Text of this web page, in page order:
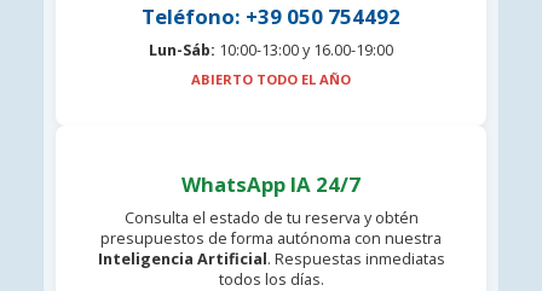
Teléfono: +39 050 754492
Lun-Sáb: 10:00-13:00 y 16.00-19:00
ABIERTO TODO EL AÑO
WhatsApp IA 24/7
Consulta el estado de tu reserva y obtén
presupuestos de forma autónoma con nuestra
Inteligencia Artificial. Respuestas inmediatas
todos los días.